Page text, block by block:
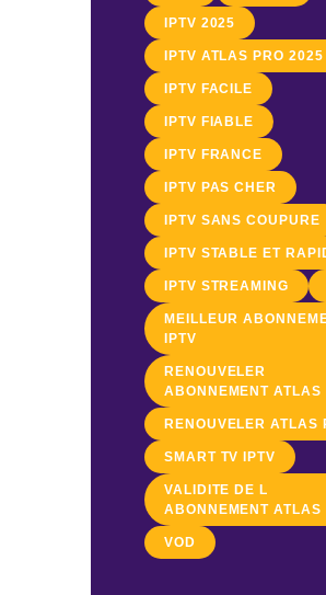
IPTV 2025
IPTV ATLAS PRO 2025
IPTV FACILE
IPTV FIABLE
IPTV FRANCE
IPTV PAS CHER
IPTV SANS COUPURE
IPTV STABLE ET
IPTV STREAMING
MEILLEUR
IPTV
RENOUVELER
ABONNEMENT ATLAS
RENOUVELER ATLAS
SMART TV IPTV
VALIDITE DE L
ABONNEMENT ATLAS
VOD